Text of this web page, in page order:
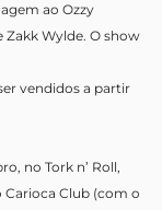
ao Ozzy
Zakk Wylde. O show
vendidos a partir
no Tork n’ Roll,
Carioca Club (com o